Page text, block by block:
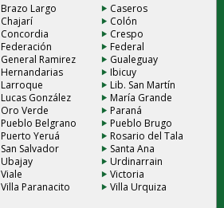
Brazo Largo
Caseros
Chajarí
Colón
Concordia
Crespo
Federación
Federal
General Ramirez
Gualeguay
Hernandarias
Ibicuy
Larroque
Lib. San Martín
Lucas González
María Grande
Oro Verde
Paraná
Pueblo Belgrano
Pueblo Brugo
Puerto Yeruá
Rosario del Tala
San Salvador
Santa Ana
Ubajay
Urdinarrain
Viale
Victoria
Villa Paranacito
Villa Urquiza